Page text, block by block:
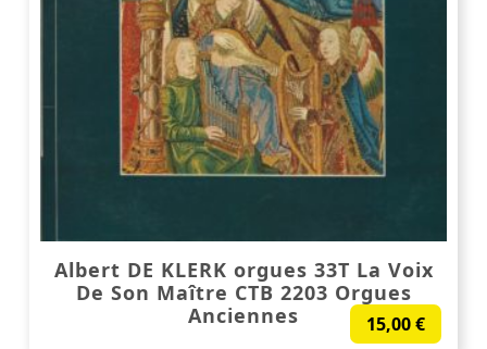
Albert DE KLERK orgues 33T La Voix
De Son Maître CTB 2203 Orgues
Anciennes
15,00€